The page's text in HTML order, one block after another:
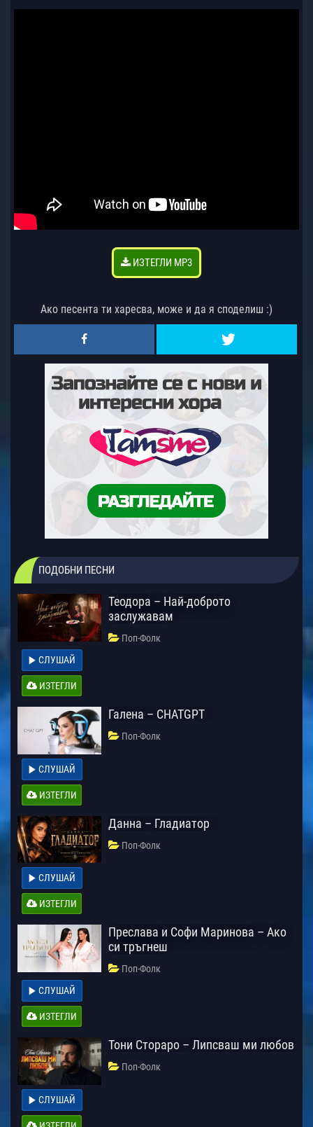
ИЗТЕГЛИ MP3
Ако песента ти харесва, може и да я споделиш :)
ПОДОБНИ ПЕСНИ
Теодора – Най-доброто
заслужавам
Поп-Фолк
СЛУШАЙ
ИЗТЕГЛИ
Галена – CHATGPT
Поп-Фолк
СЛУШАЙ
ИЗТЕГЛИ
Данна – Гладиатор
Поп-Фолк
СЛУШАЙ
ИЗТЕГЛИ
Преслава и Софи Маринова – Ако
си тръгнеш
Поп-Фолк
СЛУШАЙ
ИЗТЕГЛИ
Тони Стораро – Липсваш ми любов
Поп-Фолк
СЛУШАЙ